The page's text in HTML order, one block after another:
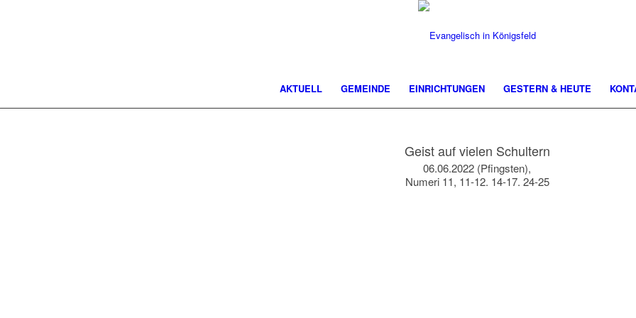
AKTUELL GEMEINDE EINRICHTUNGEN GESTERN & HEUTE
Geist auf vielen Schultern
06.06.2022 (Pfingsten),
Numeri 11, 11-12. 14-17. 24-25